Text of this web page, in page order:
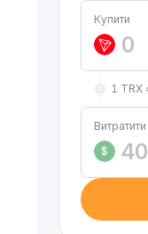
Купити
1 TRX
$